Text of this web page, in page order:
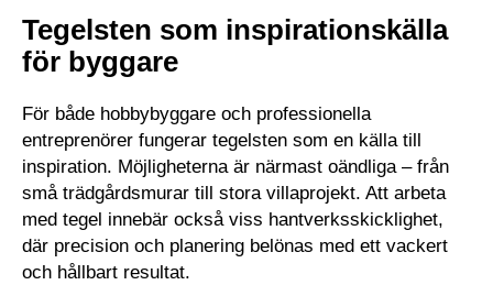
Tegelsten som inspirationskälla
för byggare
För både hobbybyggare och professionella
entreprenörer fungerar tegelsten som en källa till
inspiration. Möjligheterna är närmast oändliga – från
små trädgårdsmurar till stora villaprojekt. Att arbeta
med tegel innebär också viss hantverksskicklighet,
där precision och planering belönas med ett vackert
och hållbart resultat.